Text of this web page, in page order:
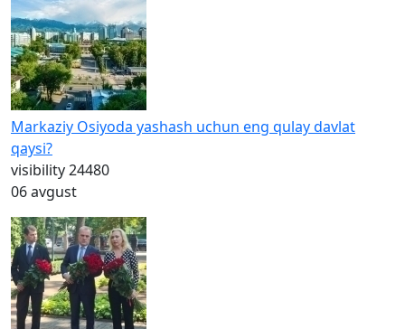
Markaziy Osiyoda yashash uchun eng qulay davlat
qaysi?
visibility24480
06 avgust